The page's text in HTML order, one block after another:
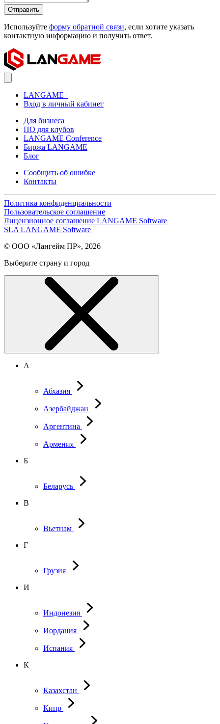
Отправить
Используйте форму обратной связи, если хотите указать
контактную информацию и получить ответ.
LANGAME+
Вход в личный кабинет
Для бизнеса
ПО для клубов
LANGAME Conference
Биржа LANGAME
Блог
Сообщить об ошибке
Контакты
Политика конфиденциальности
Пользовательское соглашение
Лицензионное соглашение LANGAME Software
SLA LANGAME Software
© ООО «Лангейм ПР», 2026
Выберите страну и город
А
Абхазия
Азербайджан
Аргентина
Армения
Б
Беларусь
В
Вьетнам
Г
Грузия
И
Индонезия
Иордания
Испания
К
Казахстан
Кипр